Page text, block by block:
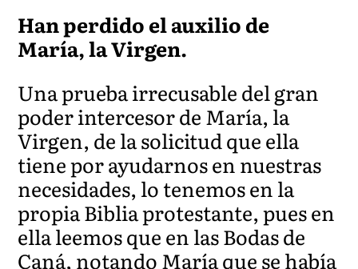
Han perdido el auxilio de
María, la Virgen.
Una prueba irrecusable del gran
poder intercesor de María, la
Virgen, de la solicitud que ella
tiene por ayudarnos en nuestras
necesidades, lo tenemos en la
propia Biblia protestante, pues en
ella leemos que en las Bodas de
Caná, notando María que se había